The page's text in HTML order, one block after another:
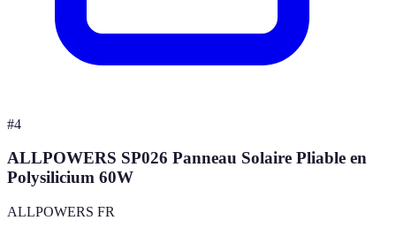
#4
ALLPOWERS SP026 Panneau Solaire Pliable en
Polysilicium 60W
ALLPOWERS FR